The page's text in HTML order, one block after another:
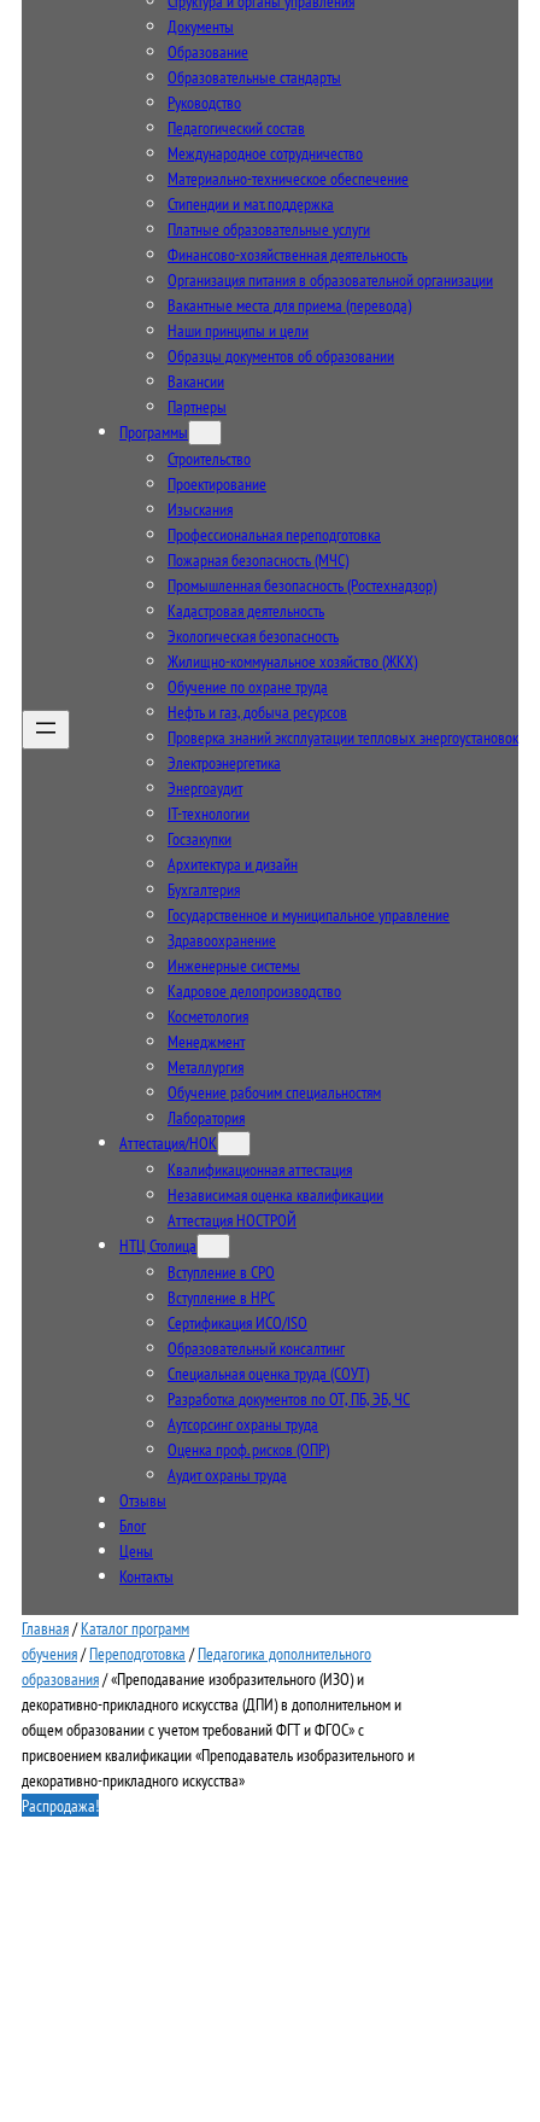
Документы
Образование
Образовательные стандарты
Руководство
Педагогический состав
Международное сотрудничество
Материально-техническое обеспечение
Стипендии и мат. поддержка
Платные образовательные услуги
Финансово-хозяйственная деятельность
Организация питания в образовательной организации
Вакантные места для приема (перевода)
Наши принципы и цели
Образцы документов об образовании
Вакансии
Партнеры
Программы
Строительство
Проектирование
Изыскания
Профессиональная переподготовка
Пожарная безопасность (МЧС)
Промышленная безопасность (Ростехнадзор)
Кадастровая деятельность
Экологическая безопасность
Жилищно-коммунальное хозяйство (ЖКХ)
Обучение по охране труда
Нефть и газ, добыча ресурсов
Проверка знаний эксплуатации тепловых энергоустановок
Электроэнергетика
Энергоаудит
IT-технологии
Госзакупки
Архитектура и дизайн
Бухгалтерия
Государственное и муниципальное управление
Здравоохранение
Инженерные системы
Кадровое делопроизводство
Косметология
Менеджмент
Металлургия
Обучение рабочим специальностям
Лаборатория
Аттестация/НОК
Квалификационная аттестация
Независимая оценка квалификации
Аттестация НОСТРОЙ
НТЦ Столица
Вступление в СРО
Вступление в НРС
Сертификация ИСО/ISO
Образовательный консалтинг
Специальная оценка труда (СОУТ)
Разработка документов по ОТ, ПБ, ЭБ, ЧС
Аутсорсинг охраны труда
Оценка проф. рисков (ОПР)
Аудит охраны труда
Отзывы
Блог
Цены
Контакты
Главная/Каталог программ
обучения/Переподготовка /Педагогика дополнительного
образования/ «Преподавание изобразительного (ИЗО) и
декоративно-прикладного искусства (ДПИ) в дополнительном и
общем образовании с учетом требований ФГТ и ФГОС» с
присвоением квалификации «Преподаватель изобразительного и
декоративно-прикладного искусства»
Распродажа!